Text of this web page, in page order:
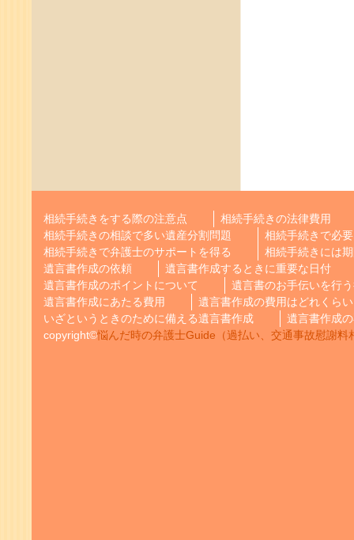
相続手続きをする際の注意点
相続手続きの法律費用
相続手続きの相談で多い遺産分割問題
相続手続きで必
相続手続きで弁護士のサポートを得る
相続手続きには
遺言書作成の依頼
遺言書作成するときに重要な日付
遺言書作成のポイントについて
遺言書のお手伝いを行
遺言書作成にあたる費用
遺言書作成の費用はどれくら
いざというときのために備える遺言書作成
遺言書作成
copyright©悩んだ時の弁護士Guide（過払い、交通事故慰謝料